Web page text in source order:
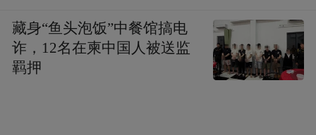
藏身“鱼头泡饭”中餐馆搞电
诈，12名在柬中国人被送监
羁押